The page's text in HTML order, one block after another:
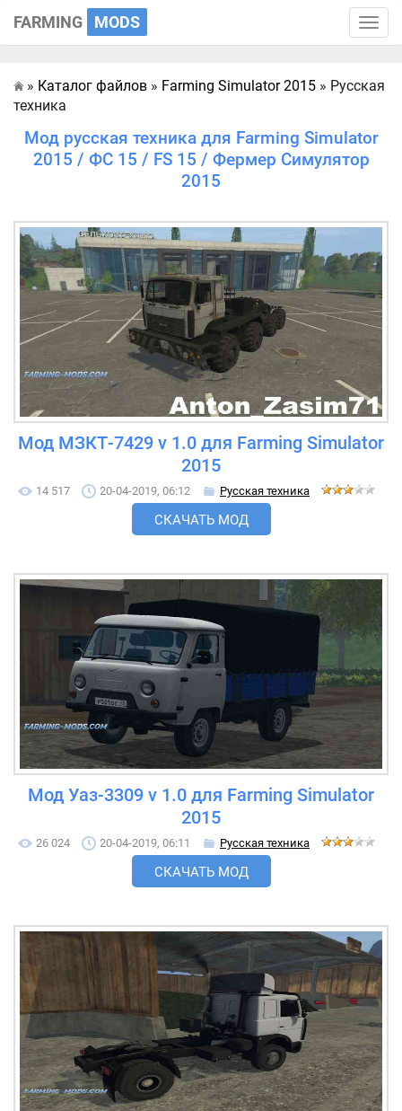
Toggle
FARMING MODS
Главная
» Каталог файлов » Farming Simulator 2015 » Русская
техника
Мод русская техника для Farming Simulator
2015 / ФС 15 / FS 15 / Фермер Симулятор
2015
Мод МЗКТ-7429 v 1.0 для Farming Simulator
2015
14 517 20-04-2019, 06:12 Русская техника
СКАЧАТЬ МОД
Мод Уаз-3309 v 1.0 для Farming Simulator
2015
26 024 20-04-2019, 06:11 Русская техника
СКАЧАТЬ МОД